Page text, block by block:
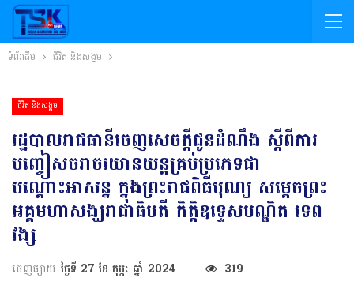
ទំព័រដើម ជីវិត និងសង្គម
ជីវិត និងសង្គម
រដ្ឋបាលរាជធានីចេញសេចក្ដីជូនដំណឹង ស្ដីពីការ
បញ្ចៀសចរាចរយានយន្តគ្រប់ប្រភេទជា
បណ្ដោះអាសន្ន ក្នុងព្រះរាជពិធីបុណ្យ សម្ដេចព្រះ
អគ្គមហាសង្ឃរាជាធិបតី កិត្តិឧទ្ទេសបណ្ឌិត ទេព
វង្ស
ចេញផ្សាយ ថ្ងៃទី 27 ខែ កុម្ភៈ ឆ្នាំ 2024 319